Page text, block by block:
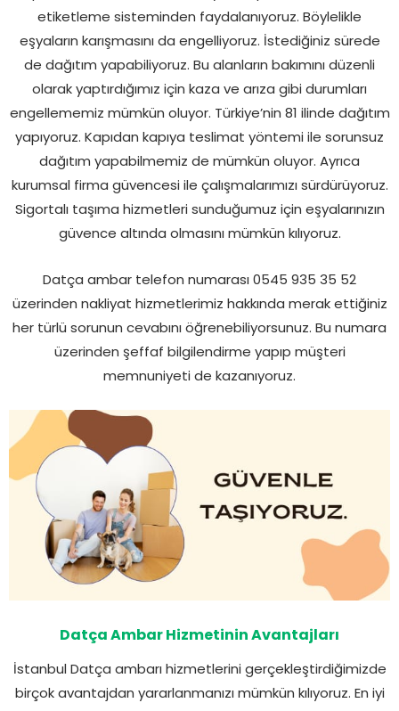
etiketleme sisteminden faydalanıyoruz. Böylelikle
eşyaların karışmasını da engelliyoruz. İstediğiniz sürede
de dağıtım yapabiliyoruz. Bu alanların bakımını düzenli
olarak yaptırdığımız için kaza ve arıza gibi durumları
engellememiz mümkün oluyor. Türkiye’nin 81 ilinde dağıtım
yapıyoruz. Kapıdan kapıya teslimat yöntemi ile sorunsuz
dağıtım yapabilmemiz de mümkün oluyor. Ayrıca
kurumsal firma güvencesi ile çalışmalarımızı sürdürüyoruz.
Sigortalı taşıma hizmetleri sunduğumuz için eşyalarınızın
güvence altında olmasını mümkün kılıyoruz.
Datça ambar telefon numarası 0545 935 35 52
üzerinden nakliyat hizmetlerimiz hakkında merak ettiğiniz
her türlü sorunun cevabını öğrenebiliyorsunuz. Bu numara
üzerinden şeffaf bilgilendirme yapıp müşteri
memnuniyeti de kazanıyoruz.
Datça Ambar Hizmetinin Avantajları
İstanbul Datça ambarı hizmetlerini gerçekleştirdiğimizde
birçok avantajdan yararlanmanızı mümkün kılıyoruz. En iyi